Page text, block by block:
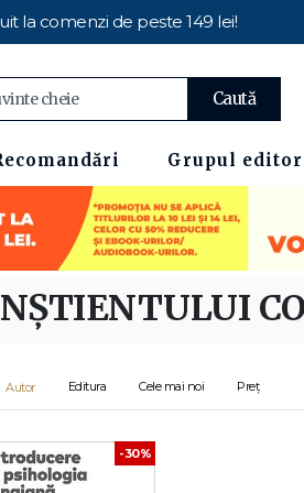
la comenzi de peste 149 lei!
Caută
Grupul
Autor Editura Cele mai noi Preț
-30%